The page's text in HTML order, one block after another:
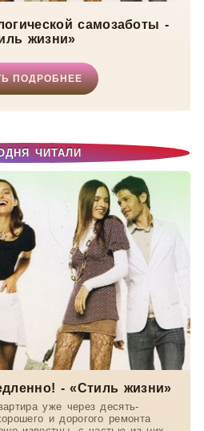
самозаботы -
жизни»
ПОДРОБНЕЕ
ЧИТАЛИ
- «Стиль жизни»
уже через десять-
и дорогого ремонта